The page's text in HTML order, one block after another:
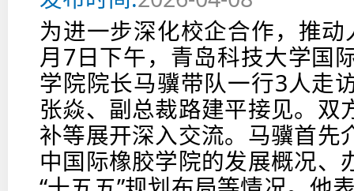
为进一步深化校企合作，推
月7日下午，青岛科技大学国
学院院长马骥带队一行3人走
张焱、副总裁路建平接见。
补等展开深入交流。马骥首先
中国际橡胶学院的发展概况